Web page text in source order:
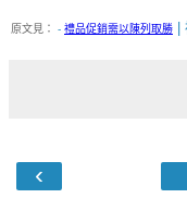
原文見： - 禮品促銷需以陳列取勝 |
‹